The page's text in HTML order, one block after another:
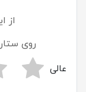
از
روی